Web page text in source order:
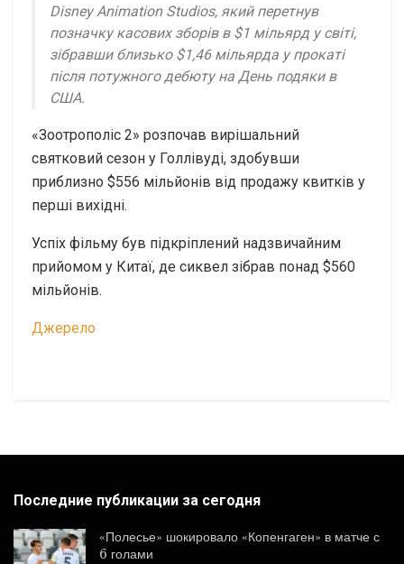
Disney Animation Studios, який перетнув
позначку касових зборів в $1 мільярд у світі,
зібравши близько $1,46 мільярда у прокаті
після потужного дебюту на День подяки в
США.
«Зоотрополіс 2» розпочав вирішальний
святковий сезон у Голлівуді, здобувши
приблизно $556 мільйонів від продажу квитків у
перші вихідні.
Успіх фільму був підкріплений надзвичайним
прийомом у Китаї, де сиквел зібрав понад $560
мільйонів.
Джерело
Последние публикации за сегодня
«Полесье» шокировало «Копенгаген» в матче с
6 голами